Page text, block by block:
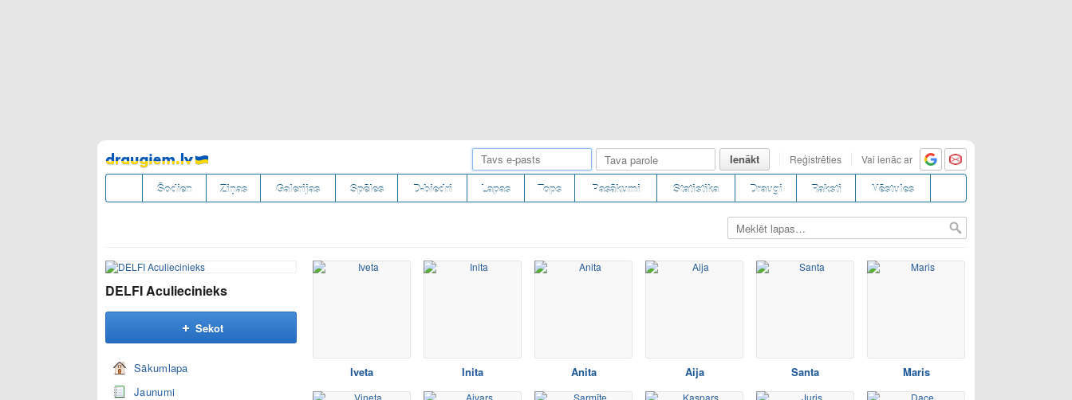
Pāriet
uz
saturu
Ienākt Reģistrēties Vai ienāc ar
Šodien Ziņas Galerijas Spēles D-biedri Lapas Tops Pasākumi Statistika Draugi Raksti Vēstules
DELFI Aculiecinieks
Sekot
Sākumlapa
Jaunumi
Iveta Inita Anita Aija Santa Maris